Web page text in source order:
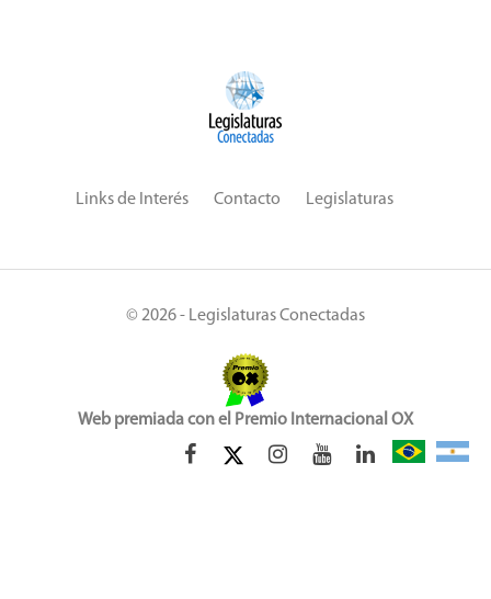
Links de Interés Contacto Legislaturas
© 2026 - Legislaturas Conectadas
Web premiada con el Premio Internacional OX